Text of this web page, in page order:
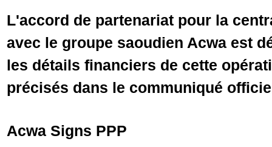
L'accord de partenariat pour la
avec le groupe saoudien Acwa est
les détails financiers de cette
précisés dans le communiqué
Acwa Signs PPP